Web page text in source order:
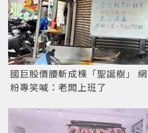
國巨股價腰斬成棵「聖誕樹」
粉專笑喊：老闆上班了